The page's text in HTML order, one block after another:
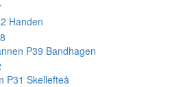
Handen
P39 Bandhagen
P31 Skellefteå